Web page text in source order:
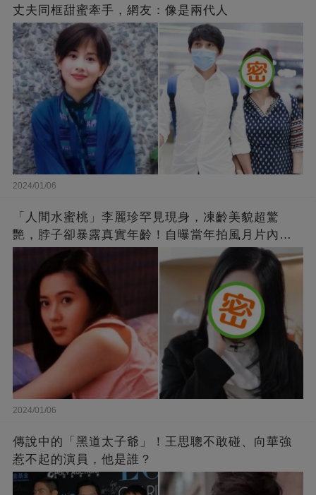
丈夫同框甜蜜牽手，網友：像是兩代人
2024/01/06
「人間水蜜桃」李麗珍罕見現身，凍齡美貌超驚
艷，脖子卻暴露真實年齡！自曝當年拍風月片內
幕，竟是因為「玉女當久了」？
2024/01/06
傳說中的「黑道太子爺」！王思聰不敢碰、向華強
惹不起的演員，他是誰？